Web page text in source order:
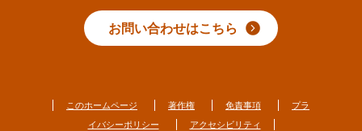
お問い合わせはこちら
このホームページ 著作権 免責事項
プラ
イバシーポリシー
アクセシビリティ